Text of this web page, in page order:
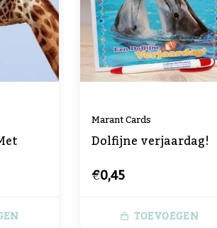
Marant Cards
Dolfijne verjaardag!
€0,45
TOEVOEGEN